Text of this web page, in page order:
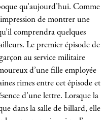
qu’aujourd’hui. Comme
de montrer une
comprendra quelques
Le premier épisode de
au service militaire
d’une fille employée
rimes entre cet épisode et
d’une lettre. Lorsque la
dans la salle de billard, elle